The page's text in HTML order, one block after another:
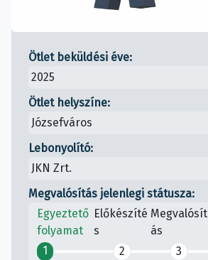
Ötlet beküldési éve:
2025
Ötlet helyszíne:
Józsefváros
Lebonyolító:
JKN Zrt.
Megvalósítás jelenlegi státusza:
Egyeztető
folyamat
Előkészíté
s
Megvalósít
ás
1 2 3